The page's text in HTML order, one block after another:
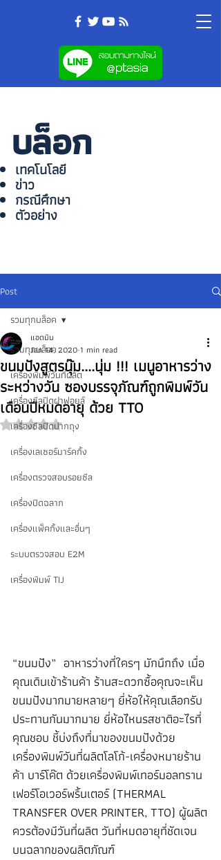
บล็อก
เทคโนโลยี
ข่าว
กรณีศึกษา
ตัวอย่าง
Post
รวมทุกบล็อค
เครื่องพิมพ์วันที่ผลิต
เครื่องซีลปิดฝาฟอยล์
เครื่องซีลปิดปากถุง
เครื่องเลเซอร์มาร์คกิ้ง
เครื่องตรวจสอบรอยซีล
เครื่องปิดฉลาก
เครื่องแพ็คกิ้งและอื่นๆ
ระบบตรวจสอบ E2M
เครื่องพิมพ์ TIJ
รวมทุกบล็อค
ขนมปังสูตรนุ๊ม....นุ่ม !!! เมนูอาหารว่าง
ระหว่างวัน ซองบรรจุภัณฑ์ถูกพิมพ์วัน
เดือนปีหมดอายุ ด้วย TTO
แอดมิน
Jan 14, 2020 1 min read
Rated NaN out of 5 stars.
“ขนมปัง”  อาหารว่างที่ใครๆ มักนึกถึง เมื่อ
คุณเดินเข้าร้านค้า ร้านสะดวกซื้อคุณจะเห็น
ขนมปังมากมายหลายๆ ยี่ห้อให้คุณเลือกรับ
ประทานกันมากมาย ยี่ห้อไหนรสชาติอะไรที่
คุณชอบ ชี้บ่งถึงที่มาของขนมปังด้วย
เครื่องพิมพ์วันที่ผลิตโลโก้-เครื่องหมายร้าน
ค้า บาร์โค๊ต ด้วยเครื่องพิมพ์เทอร์มอลทราน
เฟอร์โอเวอร์พริ้นเตอร์ (THERMAL
TRANSFER OVER PRINTER, TTO) ผู้ผลิต
ควรต้องมีวันที่ผลิต วันที่หมดอายุที่ชัดเจน
บนฉลากของผลิตภัณฑ์